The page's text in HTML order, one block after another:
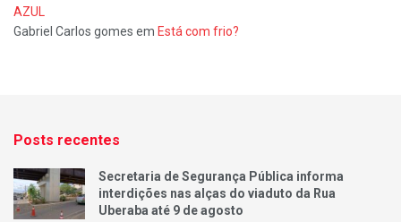
AZUL
Gabriel Carlos gomes em Está com frio?
Posts recentes
Secretaria de Segurança Pública informa
interdições nas alças do viaduto da Rua
Uberaba até 9 de agosto